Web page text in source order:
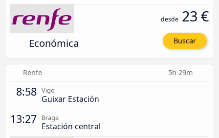
Económica
desde 23 €
Buscar
Renfe 5h 29m
8:58 Vigo
Guixar Estación
13:27 Braga
Estación central